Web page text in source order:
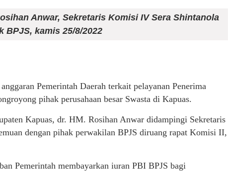
Anwar, Sekretaris Komisi IV Sera Shintanola
BPJS, kamis 25/8/2022
Pemerintah Daerah terkait pelayanan Penerima
pihak perusahaan besar Swasta di Kapuas.
Kapuas, dr. HM. Rosihan Anwar didampingi Sekretaris
dengan pihak perwakilan BPJS diruang rapat Komisi II,
Pemerintah membayarkan iuran PBI BPJS bagi